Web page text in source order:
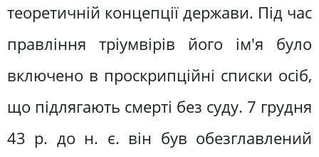
теоретичній концепції держави. Під час
правління тріумвірів його ім'я було
включено в проскрипційні списки осіб,
що підлягають смерті без суду. 7 грудня
43 р. до н. є. він був обезглавлений